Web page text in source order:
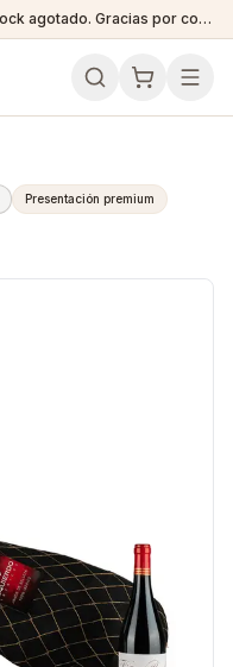
Campaña Navidad 2025 finalizada. Stock agotado. Gracias por confiar en nosotros!
Presentación premium